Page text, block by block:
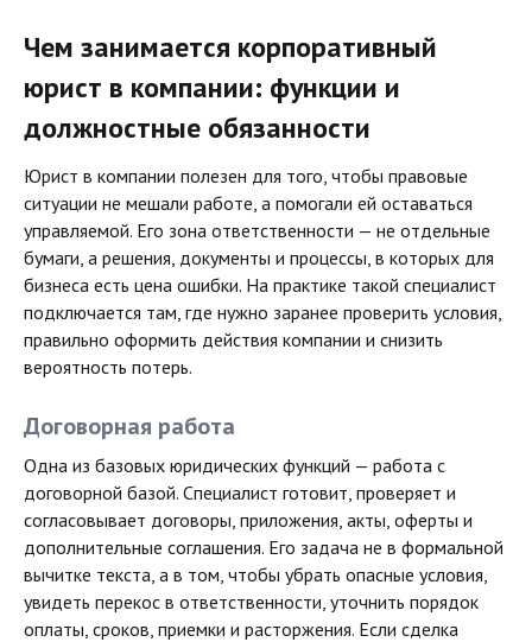
Чем занимается корпоративный
юрист в компании: функции и
должностные обязанности
Юрист в компании полезен для того, чтобы правовые
ситуации не мешали работе, а помогали ей оставаться
управляемой. Его зона ответственности — не отдельные
бумаги, а решения, документы и процессы, в которых для
бизнеса есть цена ошибки. На практике такой специалист
подключается там, где нужно заранее проверить условия,
правильно оформить действия компании и снизить
вероятность потерь.
Договорная работа
Одна из базовых юридических функций — работа с
договорной базой. Специалист готовит, проверяет и
согласовывает договоры, приложения, акты, оферты и
дополнительные соглашения. Его задача не в формальной
вычитке текста, а в том, чтобы убрать опасные условия,
увидеть перекос в ответственности, уточнить порядок
оплаты, сроков, приемки и расторжения. Если сделка